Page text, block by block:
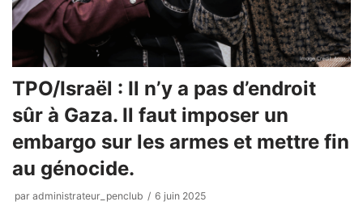
TPO/Israël : Il n’y a pas d’endroit
sûr à Gaza. Il faut imposer un
embargo sur les armes et mettre fin
au génocide.
par administrateur_penclub 6 juin 2025